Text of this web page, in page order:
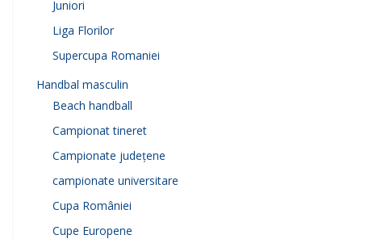
Juniori
Liga Florilor
Supercupa Romaniei
Handbal masculin
Beach handball
Campionat tineret
Campionate județene
campionate universitare
Cupa României
Cupe Europene